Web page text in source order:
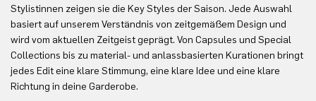
Stylistinnen zeigen sie die Key Styles der Saison. Jede Auswahl
basiert auf unserem Verständnis von zeitgemäßem Design und
wird vom aktuellen Zeitgeist geprägt. Von Capsules und Special
Collections bis zu material- und anlassbasierten Kurationen bringt
jedes Edit eine klare Stimmung, eine klare Idee und eine klare
Richtung in deine Garderobe.